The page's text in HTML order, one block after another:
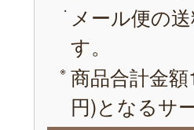
メール便の
す。
商品合計金
円)となるサ